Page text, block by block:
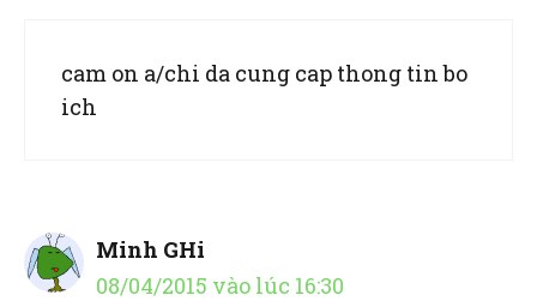
cam on a/chi da cung cap thong tin bo
ich
Minh GHi
08/04/2015 vào lúc 16:30